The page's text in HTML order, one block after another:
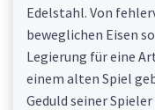
Edelstahl. Von
beweglichen Eisen
Legierung für eine
einem alten Spiel
Geduld seiner